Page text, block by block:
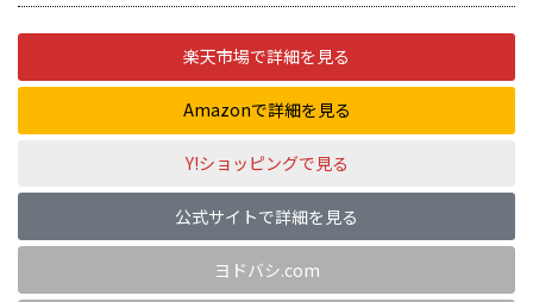
楽天市場で詳細を見る
Amazonで詳細を見る
Y!ショッピングで見る
公式サイトで詳細を見る
ヨドバシ.com